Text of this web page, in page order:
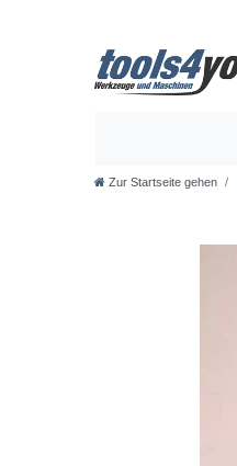
Zur Startseite gehen